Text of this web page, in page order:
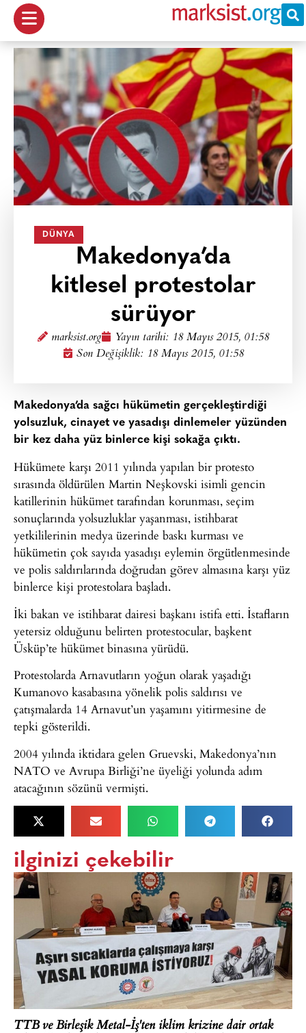
DÜNYA
Makedonya’da
kitlesel protestolar
sürüyor
marksist.org Yayın tarihi: 18 Mayıs 2015, 01:58
Son Değişiklik: 18 Mayıs 2015, 01:58
Makedonya’da sağcı hükümetin gerçekleştirdiği
yolsuzluk, cinayet ve yasadışı dinlemeler yüzünden
bir kez daha yüz binlerce kişi sokağa çıktı.
Hükümete karşı 2011 yılında yapılan bir protesto
sırasında öldürülen Martin Neşkovski isimli gencin
katillerinin hükümet tarafından korunması, seçim
sonuçlarında yolsuzluklar yaşanması, istihbarat
yetkililerinin medya üzerinde baskı kurması ve
hükümetin çok sayıda yasadışı eylemin örgütlenmesinde
ve polis saldırılarında doğrudan görev almasına karşı yüz
binlerce kişi protestolara başladı.
İki bakan ve istihbarat dairesi başkanı istifa etti. İstafların
yetersiz olduğunu belirten protestocular, başkent
Üsküp’te hükümet binasına yürüdü.
Protestolarda Arnavutların yoğun olarak yaşadığı
Kumanovo kasabasına yönelik polis saldırısı ve
çatışmalarda 14 Arnavut’un yaşamını yitirmesine de
tepki gösterildi.
2004 yılında iktidara gelen Gruevski, Makedonya’nın
NATO ve Avrupa Birliği’ne üyeliği yolunda adım
atacağının sözünü vermişti.
ilginizi çekebilir
TTB ve Birleşik Metal-İş'ten iklim krizine dair ortak